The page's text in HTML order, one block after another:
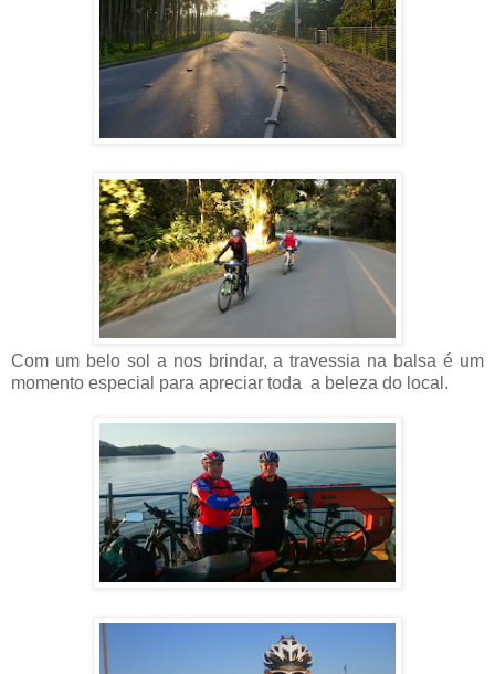
Com um belo sol a nos brindar, a travessia na balsa é um
momento especial para apreciar toda a beleza do local.